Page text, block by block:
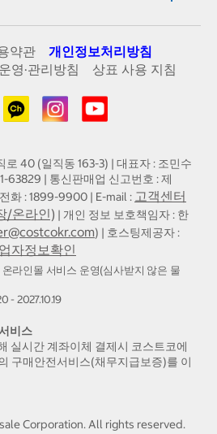
약관
개인정보처리방침
영·관리방침
상표 사용 지침
로 40 (일직동 163-3) | 대표자 : 조민수
63829 | 통신판매업 신고번호 : 제
화 : 1899-9900 | E-mail : 고객센터
/온라인) | 개인 정보 보호책임자 : 한
) | 호스팅제공자 :
자정보확인
라인몰 서비스 운영(심사받지 않은 물
- 2027.10.19
비스
실시간 계좌이체 결제시 코스트코에
구매안전서비스(채무지급보증)를 이
Corporation.All rights reserved.